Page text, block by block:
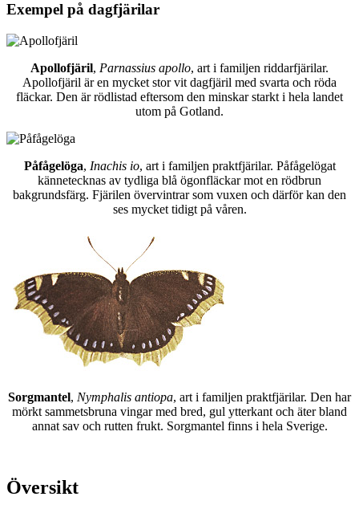
Exempel på dagfjärilar
Apollofjäril, Parnassius apollo, art i familjen riddarfjärilar.
Apollofjäril är en mycket stor vit dagfjäril med svarta och röda
fläckar. Den är rödlistad eftersom den minskar starkt i hela landet
utom på Gotland.
Påfågelöga, Inachis io, art i familjen praktfjärilar. Påfågelögat
kännetecknas av tydliga blå ögonfläckar mot en rödbrun
bakgrundsfärg. Fjärilen övervintrar som vuxen och därför kan den
ses mycket tidigt på våren.
Sorgmantel, Nymphalis antiopa, art i familjen praktfjärilar. Den har
mörkt sammetsbruna vingar med bred, gul ytterkant och äter bland
annat sav och rutten frukt. Sorgmantel finns i hela Sverige.
Översikt